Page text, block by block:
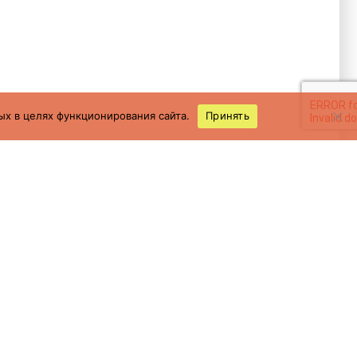
в целях функционирования сайта. Принять